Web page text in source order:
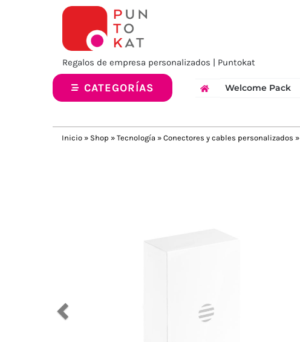
Regalos de empresa personalizados | Puntokat
CATEGORÍAS Welcome Pack
Inicio » Shop » Tecnología » Conectores y cables personalizados »